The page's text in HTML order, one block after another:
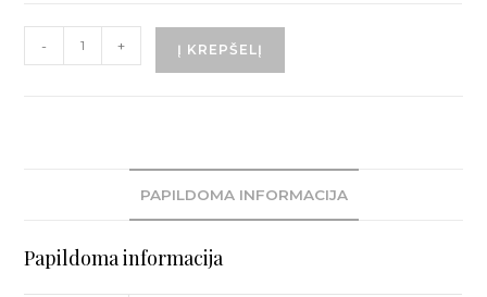
- + Į KREPŠELĮ
PAPILDOMA INFORMACIJA
Papildoma informacija